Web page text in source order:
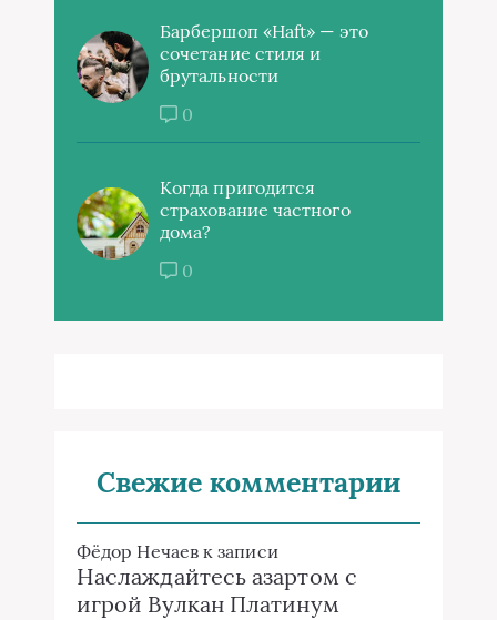
Барбершоп «Haft» — это
сочетание стиля и
брутальности
0
Когда пригодится
страхование частного
дома?
0
Свежие комментарии
Фёдор Нечаевк записи
Наслаждайтесь азартом с
игрой Вулкан Платинум